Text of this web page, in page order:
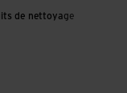
de nettoyage